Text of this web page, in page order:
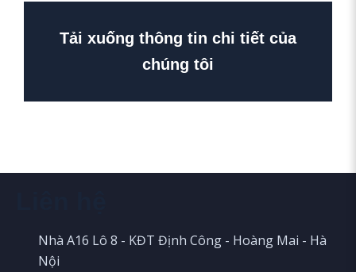
Tải xuống thông tin chi tiết của
chúng tôi
Nhà A16 Lô 8 - KĐT Định Công - Hoàng Mai - Hà
Nội